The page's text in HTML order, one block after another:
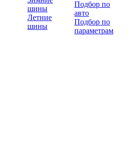
шины
Летние
шины
Подбор по
авто
Подбор по
параметрам